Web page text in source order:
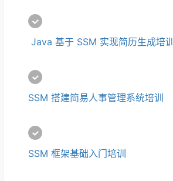
Java 基于 SSM 实现简历生成培训
SSM 搭建简易人事管理系统培训
SSM 框架基础入门培训